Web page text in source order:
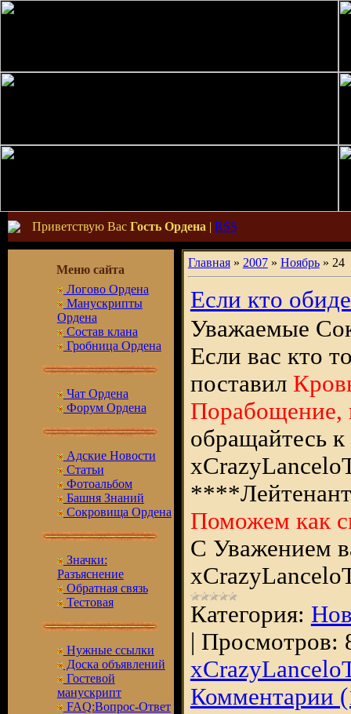
Приветствую Вас Гость Ордена | RSS
Меню сайта
Логово Ордена
Манускрипты
Ордена
Состав клана
Гробница Ордена
Чат Ордена
Форум Ордена
Адские Новости
Статьи
Фотоальбом
Башня Знаний
Сокровища Ордена
Значки:
Разъяснение
Обратная связь
Тестовая
Нужные ссылки
Доска объявлений
Гостевой
манускрипт
FAQ:Вопрос-Ответ
Главная» 2007 » Ноябрь » 24
Если кто
Уважаемые
Если вас кто
поставил
Порабощение,
обращайтесь к
Поможем как
С Уважением
Категория:
Просмотров:
Комментарии